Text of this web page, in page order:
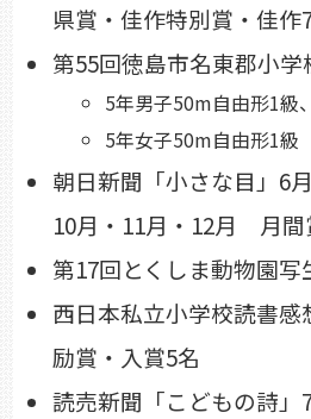
県賞・佳作特別賞・佳作
第55回徳島市名東郡小
5年男子50m自由形1級
5年女子50m自由形1級
朝日新聞「小さな目」6
10月・11月・12月 月間
第17回とくしま動物園
西日本私立小学校読書
励賞・入賞5名
読売新聞「こどもの詩